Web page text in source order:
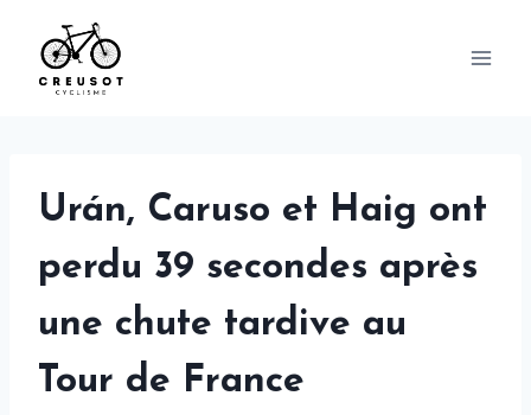
content
Urán, Caruso et Haig ont
perdu 39 secondes après
une chute tardive au
Tour de France